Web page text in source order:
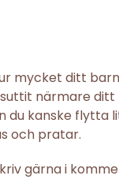
mycket ditt
närmare
du kanske flytta
och pratar.
gärna i